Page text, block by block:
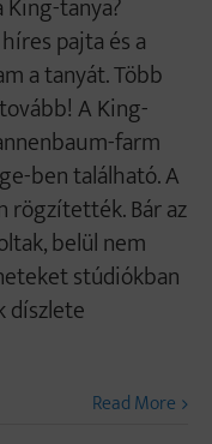
tanya?
pajta és a
a tanyát. Több
A King-
farm
ben található. A
rögzítették. Bár az
belül nem
stúdiókban
díszlete
Read More